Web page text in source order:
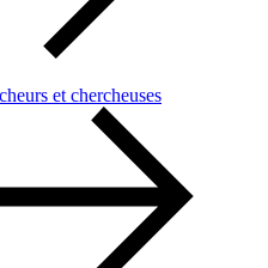
et chercheuses